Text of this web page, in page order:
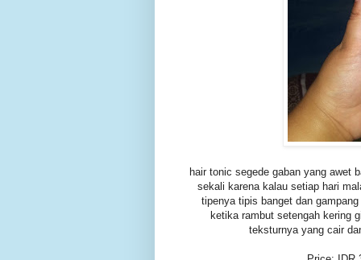
hair tonic segede gaban yang awet
sekali karena kalau setiap hari
tipenya tipis banget dan
ketika rambut setengah kering
teksturnya yang cair